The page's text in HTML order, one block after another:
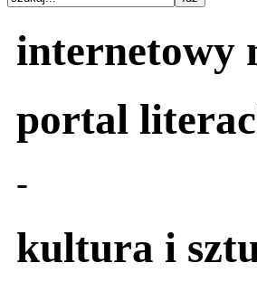
internetowy
portal
-
kultura i